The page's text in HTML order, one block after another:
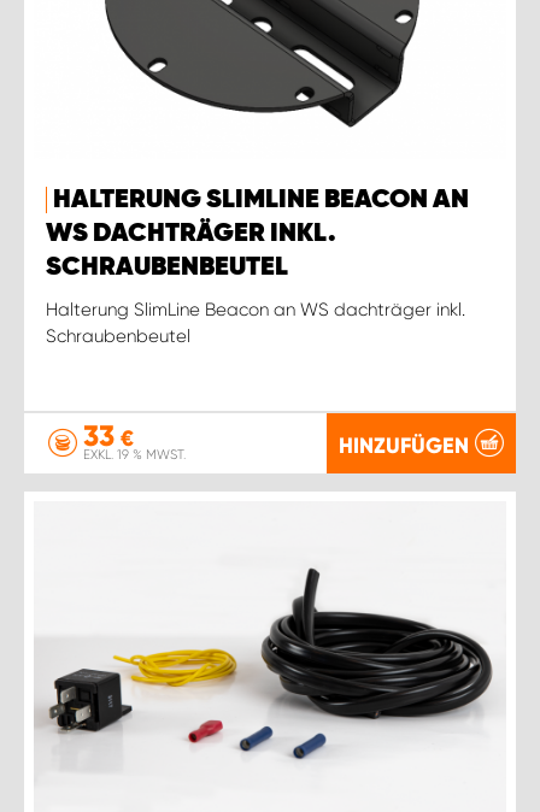
HALTERUNG SLIMLINE BEACON AN
WS DACHTRÄGER INKL.
SCHRAUBENBEUTEL
Halterung SlimLine Beacon an WS dachträger inkl.
Schraubenbeutel
33 €
EXKL. 19 % MWST. HINZUFÜGEN